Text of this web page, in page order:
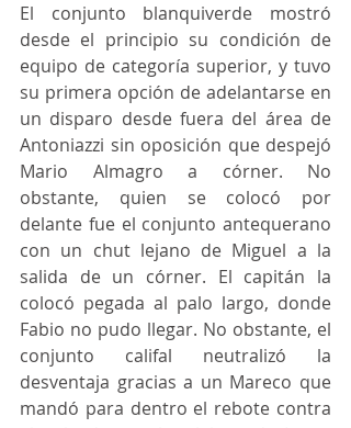
El conjunto blanquiverde mostró
desde el principio su condición de
equipo de categoría superior, y tuvo
su primera opción de adelantarse en
un disparo desde fuera del área de
Antoniazzi sin oposición que despejó
Mario Almagro a córner. No
obstante, quien se colocó por
delante fue el conjunto antequerano
con un chut lejano de Miguel a la
salida de un córner. El capitán la
colocó pegada al palo largo, donde
Fabio no pudo llegar. No obstante, el
conjunto califal neutralizó la
desventaja gracias a un Mareco que
mandó para dentro el rebote contra